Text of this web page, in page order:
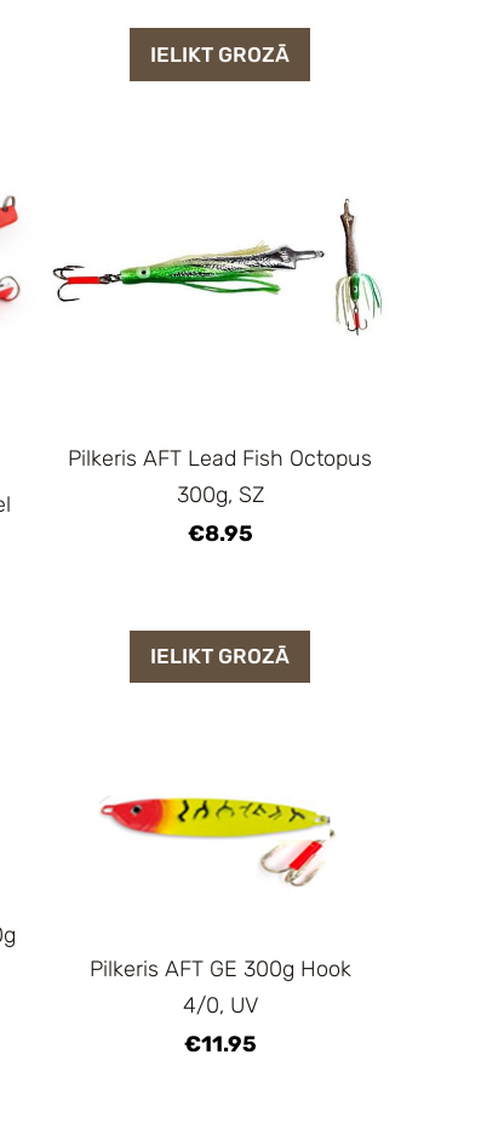
IELIKT GROZĀ
Pilkeris AFT Lead Fish Octopus
300g, SZ
€8.95
IELIKT GROZĀ
Pilkeris AFT GE 300g Hook
4/0, UV
€11.95